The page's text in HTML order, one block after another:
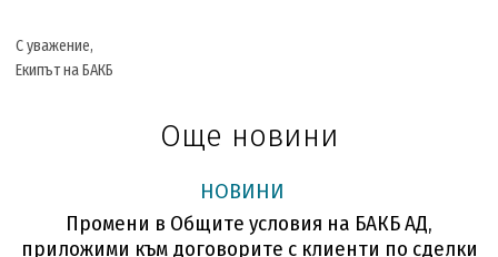
С уважение,
Екипът на БАКБ
Още новини
НОВИНИ
Промени в Общите условия на БАКБ АД,
приложими към договорите с клиенти по сделки